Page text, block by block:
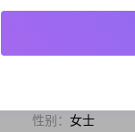
性别： 女士